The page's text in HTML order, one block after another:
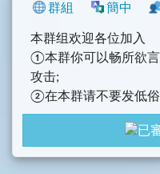
群組 簡中
本群组欢迎各位加入
①本群你可以畅所欲
攻击;
②在本群请不要发低
③禁止发言侮骂吧主